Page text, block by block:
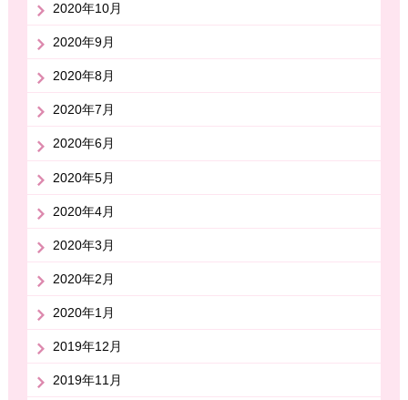
2020年10月
2020年9月
2020年8月
2020年7月
2020年6月
2020年5月
2020年4月
2020年3月
2020年2月
2020年1月
2019年12月
2019年11月